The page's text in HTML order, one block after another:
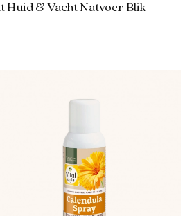
Huid & Vacht Natvoer Blik